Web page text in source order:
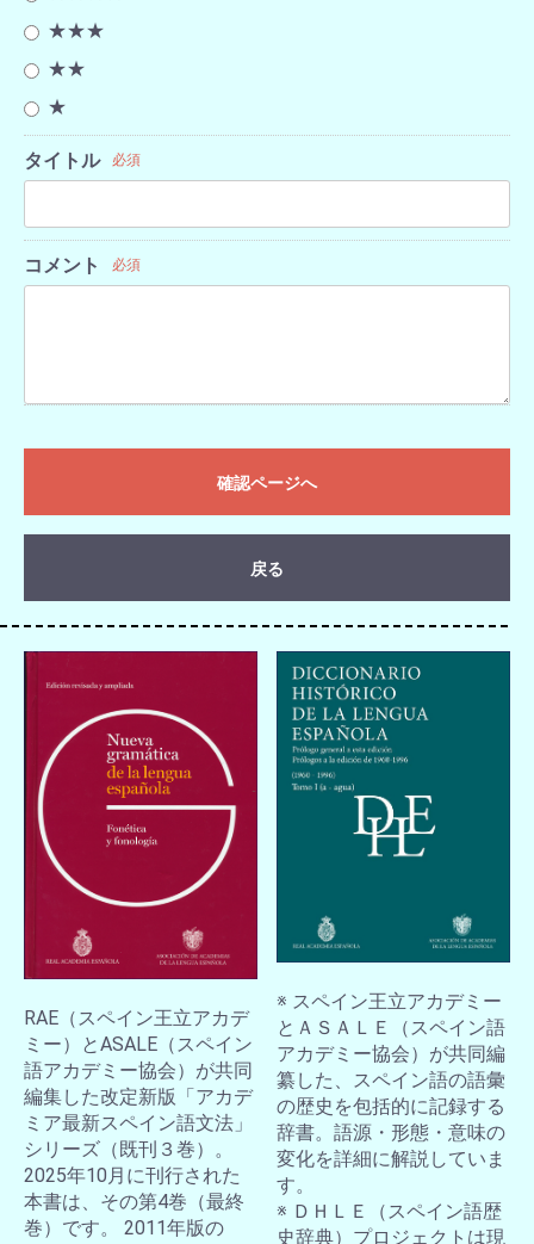
★★★
★★
★
タイトル 必須
コメント 必須
確認ページへ
戻る
RAE（スペイン王立アカデ
ミー）とASALE（スペイン
語アカデミー協会）が共同
編集した改定新版「アカデ
ミア最新スペイン語文法」
シリーズ（既刊３巻）。
2025年10月に刊行された
本書は、その第4巻（最終
巻）です。 2011年版の
※ スペイン王立アカデミー
とＡＳＡＬＥ（スペイン語
アカデミー協会）が共同編
纂した、スペイン語の語彙
の歴史を包括的に記録する
辞書。語源・形態・意味の
変化を詳細に解説していま
す。
※ ＤＨＬＥ（スペイン語歴
史辞典）プロジェクトは現